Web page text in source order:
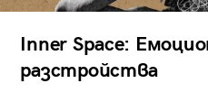
Inner Space:
разстройства